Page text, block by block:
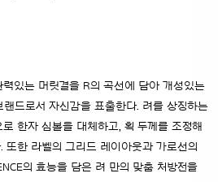
있는 머릿결을 R의 곡선에 담아 개성있는
드로서 자신감을 표출한다. 려를 상징하는
한자 심볼을 대체하고, 획 두께를 조정해
또한 라벨의 그리드 레이아웃과 가로선의
의 효능을 담은 려 만의 맞춤 처방전을